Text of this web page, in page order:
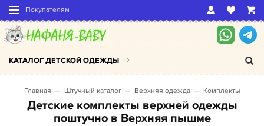
Покупателям
КАТАЛОГ ДЕТСКОЙ ОДЕЖДЫ
Главная Штучный каталог Верхняя одежда Комплекты
Детские комплекты верхней одежды
поштучно в Верхняя пышме